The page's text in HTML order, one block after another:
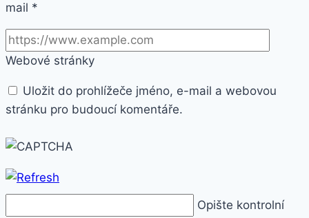
mail *
Webové stránky
Uložit do prohlížeče jméno, e-mail a webovou
stránku pro budoucí komentáře.
Opište kontrolní